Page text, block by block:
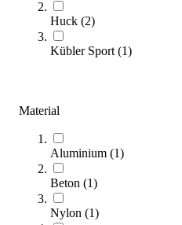
Huck (2)
Kübler Sport (1)
Material
Aluminium (1)
Beton (1)
Nylon (1)
Kübler Sport® Tischtennis-
ab 1.994,00 €
Zum Produkt
Varianten zur Auswahl
Längere Lieferzeit